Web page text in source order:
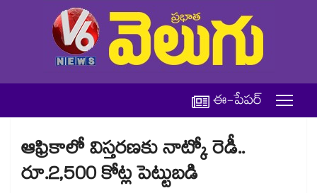
ఈ-పేపర్
ఆఫ్రికాలో విస్తరణకు నాట్కో రెడీ..
రూ.2,500 కోట్ల పెట్టుబడి